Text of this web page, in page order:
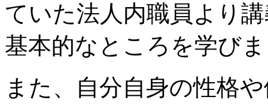
ていた法人内職員より
基本的なところを学び
また、自分自身の性格